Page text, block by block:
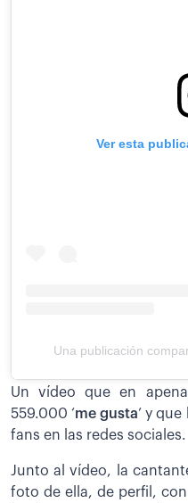
Ver esta
Una publicación
Un vídeo que en
559.000 ‘me gusta’ y
fans en las redes sociales.
Junto al vídeo, la
foto de ella, de perfil,